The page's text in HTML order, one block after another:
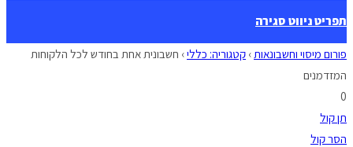
תפריט ניווט סגירה
פורום מיסוי וחשבונאות› קטגוריה: כללי› חשבונית אחת בחודש לכל הלקוחות
המזדמנים
0
תן קול
הסר קול